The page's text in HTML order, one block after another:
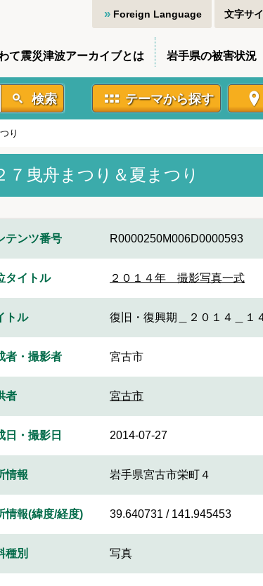
Foreign Language 文字サ
て震災津波アーカイブとは 岩手県の被害状況
検索 テーマから探す
り
７曳舟まつり＆夏まつり
テンツ番号 R0000250M006D0000593
タイトル ２０１４年 撮影写真一式
トル 復旧・復興期＿２０１４＿１
者・撮影者 宮古市
者 宮古市
日・撮影日 2014-07-27
情報 岩手県宮古市栄町４
情報(緯度/経度) 39.640731 / 141.945453
種別 写真